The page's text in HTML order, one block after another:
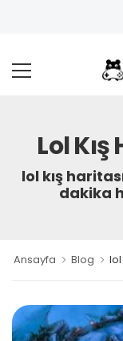
Lol
lol kış
dakika
Ansayfa Blog lol